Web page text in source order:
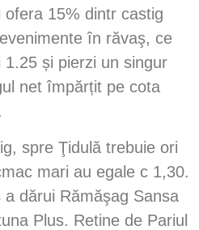
15% dintr castig
în răvaş, ce
și pierzi un singur
net împărțit pe cota
spre Ţidulă trebuie ori
mari au egale c 1,30.
dărui Rămăşag Sansa
Plus. Retine de Pariul